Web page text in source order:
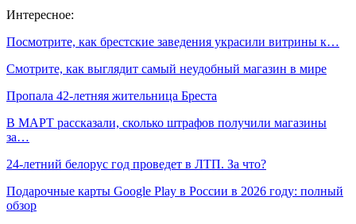
Интересное:
Посмотрите, как брестские заведения украсили витрины к…
Смотрите, как выглядит самый неудобный магазин в мире
Пропала 42-летняя жительница Бреста
В МАРТ рассказали, сколько штрафов получили магазины
за…
24-летний белорус год проведет в ЛТП. За что?
Подарочные карты Google Play в России в 2026 году: полный
обзор